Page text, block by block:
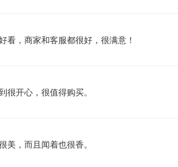
看，商家和客服都很好，很满意！
很开心，很值得购买。
美，而且闻着也很香。